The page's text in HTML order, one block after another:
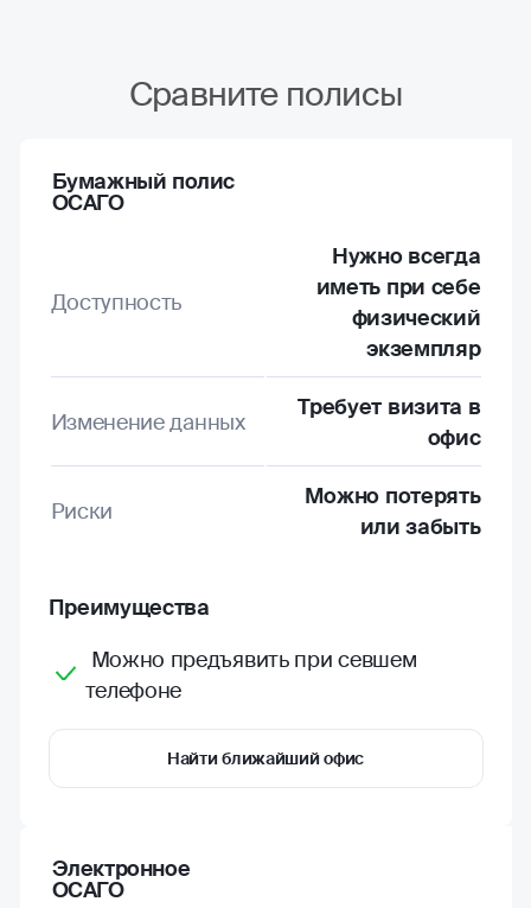
Сравните полисы
Бумажный полис
ОСАГО
Доступность
Нужно всегда
иметь при себе
физический
экземпляр
Изменение данных
Требует визита в
офис
Риски
Можно потерять
или забыть
Преимущества
Можно предъявить при севшем
телефоне
Найти ближайший офис
Электронное
ОСАГО